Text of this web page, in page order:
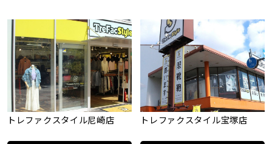
トレファクスタイル尼崎店 トレファクスタイル宝塚店